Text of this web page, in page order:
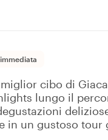
cibo di
lungo il
in un gustoso